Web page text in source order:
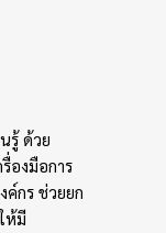
รู้ ด้วย
องมือการ
ค์กร ช่วยยก
ห้มี